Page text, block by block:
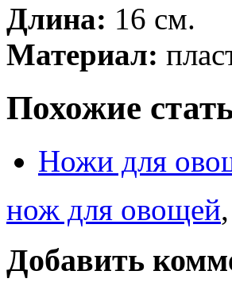
Длина: 16 см.
Материал:
Похожие
Ножи для
нож для овощей,
Добавить